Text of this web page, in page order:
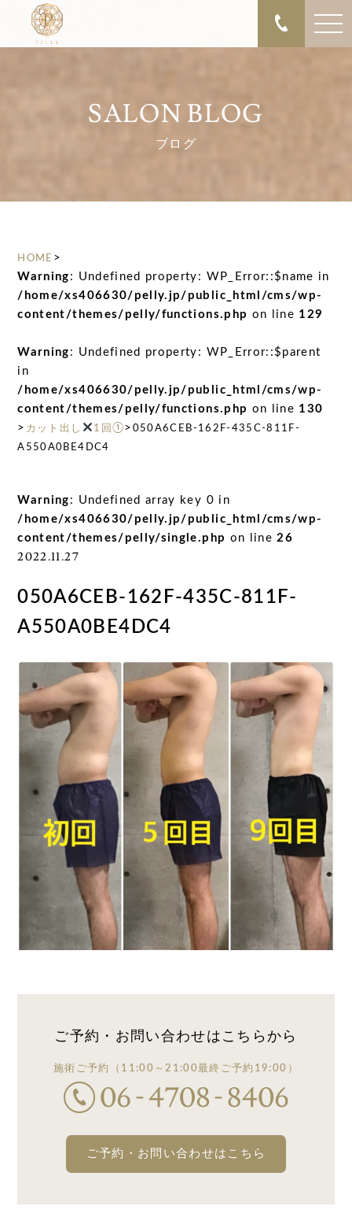
SALON BLOG
ブログ
HOME >
Warning : Undefined property: WP_Error::$name in
/home/xs406630/pelly.jp/public_html/cms/wp-
content/themes/pelly/functions.php on line 129
Warning : Undefined property: WP_Error::$parent
in
/home/xs406630/pelly.jp/public_html/cms/wp-
content/themes/pelly/functions.php on line 130
> カット出し 1回①> 050A6CEB-162F-435C-811F-
A550A0BE4DC4
Warning : Undefined array key 0 in
/home/xs406630/pelly.jp/public_html/cms/wp-
content/themes/pelly/single.php on line26
2022.11.27
050A6CEB-162F-435C-811F-
A550A0BE4DC4
ご予約・お問い合わせはこちらから
施術ご予約 （11:00～21:00最終ご予約19:00）
ご予約・お問い合わせはこちら